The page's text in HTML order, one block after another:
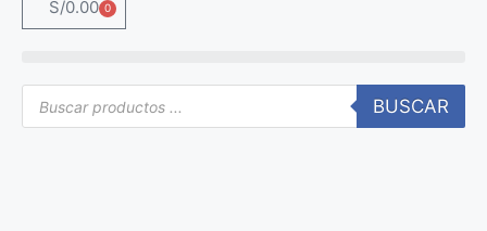
S/0.00 0
BUSCAR